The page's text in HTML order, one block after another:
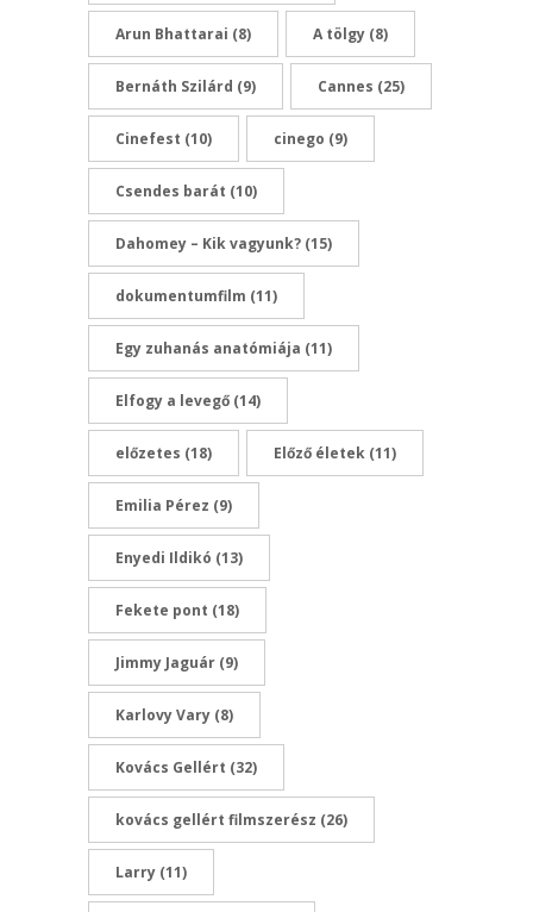
Arun Bhattarai (8) A tölgy (8)
Bernáth Szilárd (9) Cannes (25)
Cinefest (10) cinego (9)
Csendes barát (10)
Dahomey – Kik vagyunk? (15)
dokumentumfilm (11)
Egy zuhanás anatómiája (11)
Elfogy a levegő (14)
előzetes (18) Előző életek (11)
Emilia Pérez (9)
Enyedi Ildikó (13)
Fekete pont (18)
Jimmy Jaguár (9)
Karlovy Vary (8)
Kovács Gellért (32)
kovács gellért filmszerész (26)
Larry (11)